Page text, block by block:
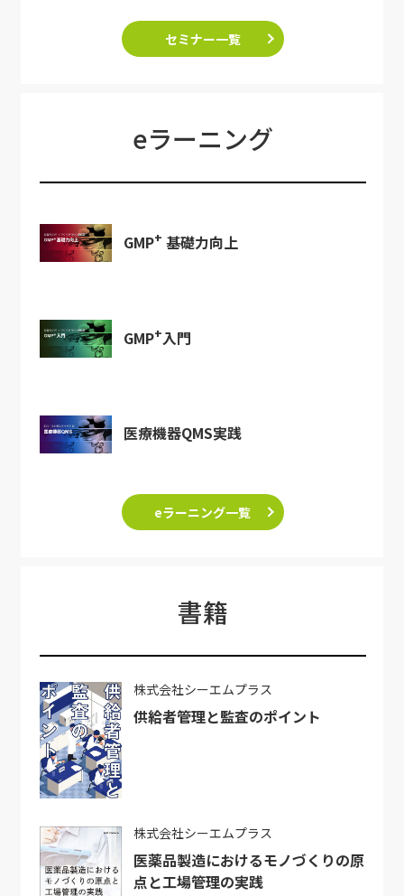
セミナー一覧
eラーニング
GMP+ 基礎力向上
GMP+入門
医療機器QMS実践
eラーニング一覧
書籍
株式会社シーエムプラス
供給者管理と監査のポイント
株式会社シーエムプラス
医薬品製造におけるモノづくりの原
点と工場管理の実践